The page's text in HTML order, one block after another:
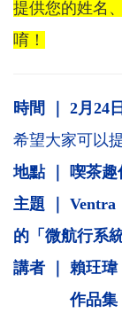
提供您的姓名
唷！
時間 ｜ 2月24
希望大家可以
地點 ｜
喫茶
主題 ｜
的「微航行系
講者 ｜
賴玨瑋
作品集